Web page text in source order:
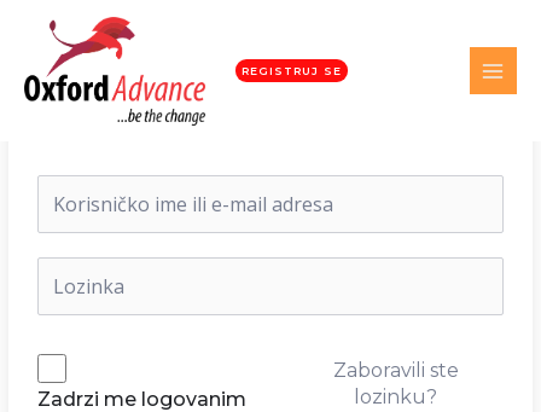
REGISTRUJ SE
Dobrodošli nazad!
Zadrzi me logovanim
Zaboravili ste
lozinku?